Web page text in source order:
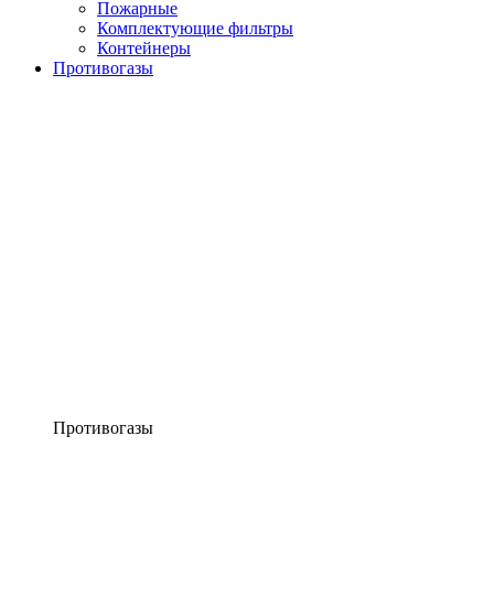
Пожарные
Комплектующие фильтры
Контейнеры
Противогазы
Противогазы